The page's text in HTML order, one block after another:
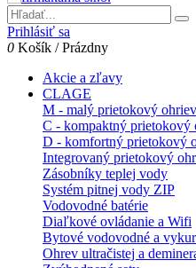
Prihlásiť sa
0 Košík /Prázdny
Akcie a zľavy
CLAGE
M - malý prietokový
C - kompaktný prietokový
D - komfortný prietokový
Integrovaný prietokový
Zásobníky teplej vody
Systém pitnej vody ZIP
Vodovodné batérie
Diaľkové ovládanie a Wifi
Bytové vodovodné a
Ohrev ultračistej a